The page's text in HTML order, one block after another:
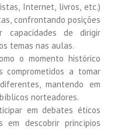
Internet, livros, etc.)
confrontando posições
capacidades de dirigir
temas nas aulas.
o momento histórico
comprometidos a tomar
mantendo em
norteadores.
em debates éticos
em descobrir princípios